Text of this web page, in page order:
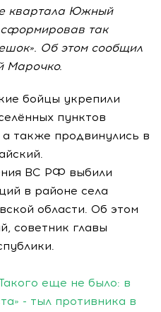
квартала Южный
так
Об этом сообщил
Марочко.
бойцы укрепили
пунктов
также продвинулись в
ВС РФ выбили
в районе села
области. Об этом
советник главы
еще не было: в
- тыл противника в